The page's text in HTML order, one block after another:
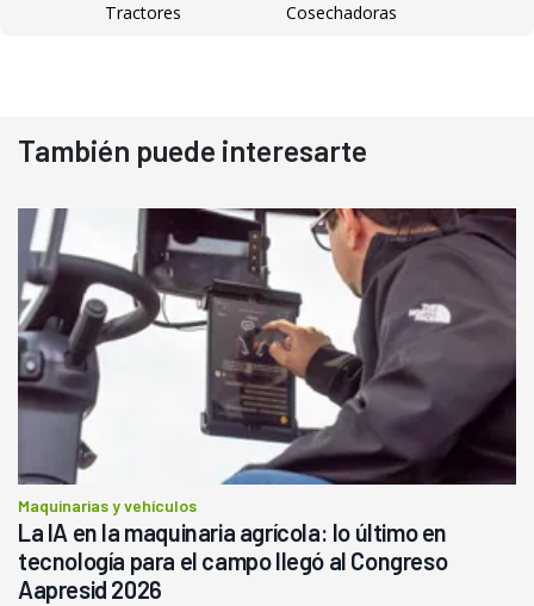
Tractores
Cosechadoras
También puede interesarte
Maquinarias y vehículos
La IA en la maquinaria agrícola: lo último en
tecnología para el campo llegó al Congreso
Aapresid 2026